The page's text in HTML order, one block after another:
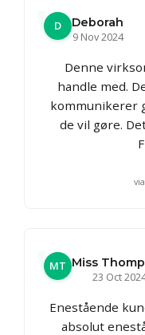
D
Deborah
9 Nov 2024
Denne
handle med.
kommunikerer
de vil gøre.
MT Miss
23 Oct
Enestående
absolut